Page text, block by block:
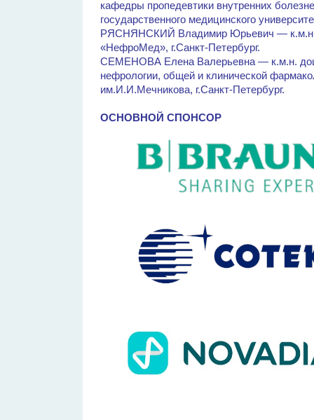
кафедры пропедевтики внутренних
государственного медицинского
РЯСНЯНСКИЙ Владимир Юрьевич — к.м.н.,
«НефроМед», г.Санкт-Петербург.
СЕМЕНОВА Елена Валерьевна — к.м.н.
нефрологии, общей и клинической
им.И.И.Мечникова, г.Санкт-Петербург.
ОСНОВНОЙ СПОНСОР